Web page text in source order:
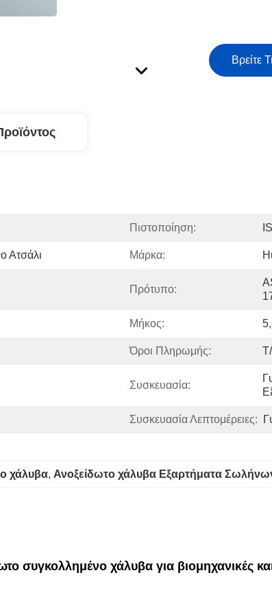
Βρείτε
Πιστοποίηση:
Ατσάλι Μάρκα:
Πρότυπο:
Μήκος:
Όροι Πληρωμής:
Συσκευασία:
Συσκευασία Λεπτομέρειες:
χάλυβα, Ανοξείδωτο χάλυβα Εξαρτήματα
συγκολλημένο χάλυβα για βιομηχανικές